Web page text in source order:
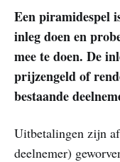
Een piramidespel
inleg doen en
mee te doen. De
prijzengeld of
bestaande
Uitbetalingen zijn
deelnemer)